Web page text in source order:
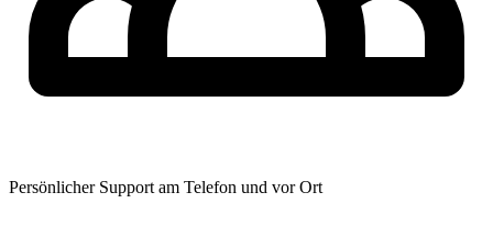
Persönlicher Support am Telefon und vor Ort